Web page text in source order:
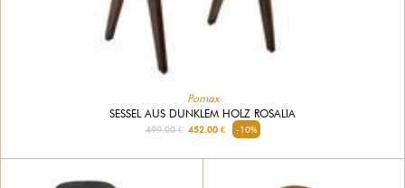
Pomax
SESSEL AUS DUNKLEM HOLZ ROSALIA
499.00 €452.00 € -10%